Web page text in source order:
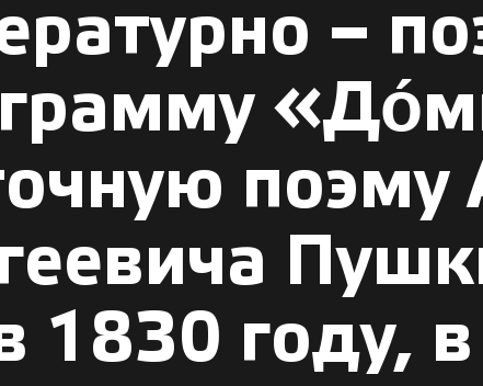
–
поэму
1830 году,